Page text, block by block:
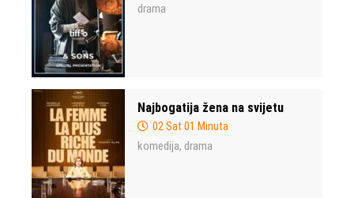
drama
Najbogatija žena na svijetu
02 Sat 01 Minuta
komedija, drama